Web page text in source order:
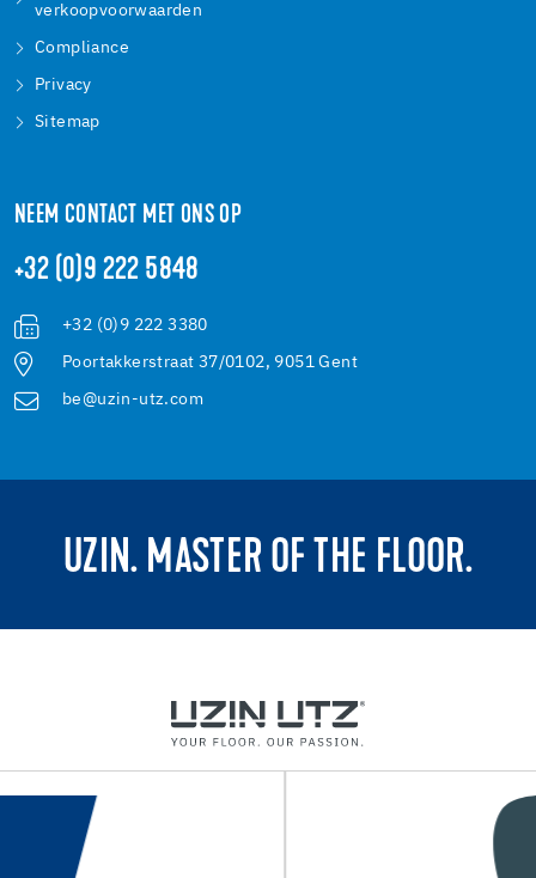
verkoopvoorwaarden
Compliance
Privacy
Sitemap
NEEM CONTACT MET ONS OP
+32 (0)9 222 5848
+32 (0)9 222 3380
Poortakkerstraat 37/0102, 9051 Gent
be@uzin-utz.com
UZIN. MASTER OF THE FLOOR.